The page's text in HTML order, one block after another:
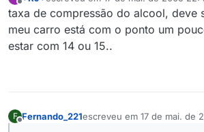
Offline última edição por
taxa de compressão do alcool, deve
meu carro está com o ponto um
estar com 14 ou 15..
F Fernando_221escreveu em 17 de mai. de
última edição por